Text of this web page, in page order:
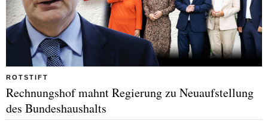
ROTSTIFT
Rechnungshof mahnt Regierung zu Neuaufstellung
des Bundeshaushalts